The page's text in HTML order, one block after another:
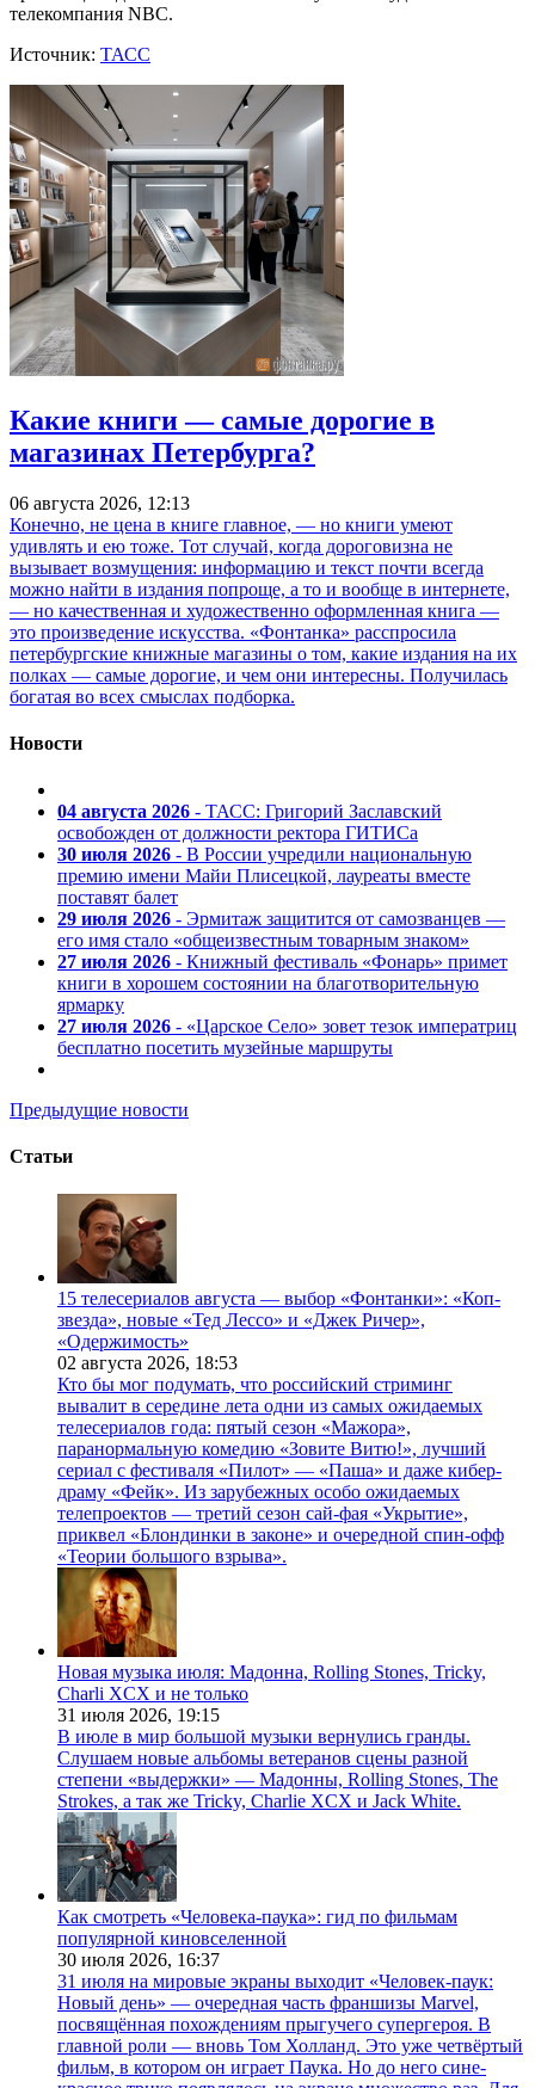
телекомпания NBC.
Источник: ТАСС
Какие книги — самые дорогие в
магазинах Петербурга?
06 августа 2026, 12:13
Конечно, не цена в книге главное, — но книги умеют
удивлять и ею тоже. Тот случай, когда дороговизна не
вызывает возмущения: информацию и текст почти всегда
можно найти в издания попроще, а то и вообще в интернете,
— но качественная и художественно оформленная книга —
это произведение искусства. «Фонтанка» расспросила
петербургские книжные магазины о том, какие издания на их
полках — самые дорогие, и чем они интересны. Получилась
богатая во всех смыслах подборка.
Новости
04 августа 2026 - ТАСС: Григорий Заславский
освобожден от должности ректора ГИТИСа
30 июля 2026 - В России учредили национальную
премию имени Майи Плисецкой, лауреаты вместе
поставят балет
29 июля 2026 - Эрмитаж защитится от самозванцев —
его имя стало «общеизвестным товарным знаком»
27 июля 2026 - Книжный фестиваль «Фонарь» примет
книги в хорошем состоянии на благотворительную
ярмарку
27 июля 2026 - «Царское Село» зовет тезок императриц
бесплатно посетить музейные маршруты
Предыдущие новости
Статьи
15 телесериалов августа — выбор «Фонтанки»: «Коп-
звезда», новые «Тед Лессо» и «Джек Ричер»,
«Одержимость»
02 августа 2026, 18:53
Кто бы мог подумать, что российский стриминг
вывалит в середине лета одни из самых ожидаемых
телесериалов года: пятый сезон «Мажора»,
паранормальную комедию «Зовите Витю!», лучший
сериал с фестиваля «Пилот» — «Паша» и даже кибер-
драму «Фейк». Из зарубежных особо ожидаемых
телепроектов — третий сезон сай-фая «Укрытие»,
приквел «Блондинки в законе» и очередной спин-офф
«Теории большого взрыва».
Новая музыка июля: Мадонна, Rolling Stones, Tricky,
Charli XCX и не только
31 июля 2026, 19:15
В июле в мир большой музыки вернулись гранды.
Слушаем новые альбомы ветеранов сцены разной
степени «выдержки» — Мадонны, Rolling Stones, The
Strokes, а так же Tricky, Charlie XCX и Jack White.
Как смотреть «Человека-паука»: гид по фильмам
популярной киновселенной
30 июля 2026, 16:37
31 июля на мировые экраны выходит «Человек-паук:
Новый день» — очередная часть франшизы Marvel,
посвящённая похождениям прыгучего супергероя. В
главной роли — вновь Том Холланд. Это уже четвёртый
фильм, в котором он играет Паука. Но до него сине-